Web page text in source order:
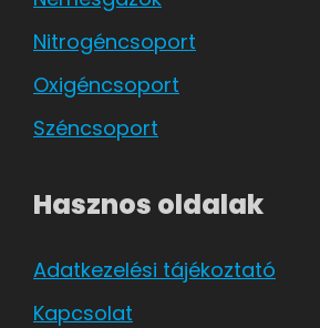
Nitrogéncsoport
Oxigéncsoport
Széncsoport
Hasznos oldalak
Adatkezelési tájékoztató
Kapcsolat